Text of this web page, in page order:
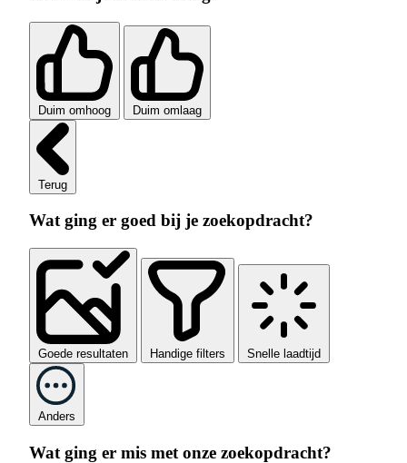
Duim omhoog Duim omlaag
Terug
Wat ging er goed bij je zoekopdracht?
Goede resultaten Handige filters Snelle laadtijd
Anders
Wat ging er mis met onze zoekopdracht?